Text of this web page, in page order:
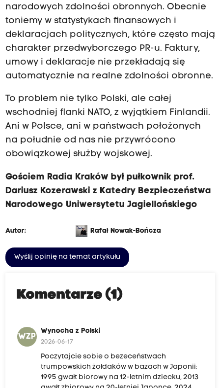
narodowych zdolności obronnych. Obecnie
toniemy w statystykach finansowych i
deklaracjach politycznych, które często mają
charakter przedwyborczego PR-u. Faktury,
umowy i deklaracje nie przekładają się
automatycznie na realne zdolności obronne.
To problem nie tylko Polski, ale całej
wschodniej flanki NATO, z wyjątkiem Finlandii.
Ani w Polsce, ani w państwach położonych
na południe od nas nie przywrócono
obowiązkowej służby wojskowej.
Gościem Radia Kraków był pułkownik prof.
Dariusz Kozerawski z Katedry Bezpieczeństwa
Narodowego Uniwersytetu Jagiellońskiego
Autor: Rafał Nowak-Bończa
Wyślij opinię na temat artykułu
Komentarze (1)
WZP
Wynocha z Polski
2026-06-17
Poczytajcie sobie o bezeceństwach
trumpowskich żołdaków w bazach w Japonii:
1995 gwałt biorowy na 12-letnim dziecku, 2013